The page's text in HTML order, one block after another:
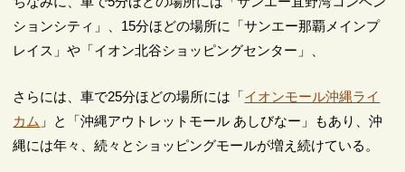
ションシティ」、15分ほどの場所に「サンエー那覇メインプ
レイス」や「イオン北谷ショッピングセンター」、
さらには、車で25分ほどの場所には「イオンモール沖縄ライ
カム 」と「沖縄アウトレットモール あしびなー」もあり、沖
縄には年々、続々とショッピングモールが増え続けている。